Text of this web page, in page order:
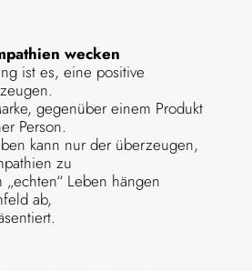
wecken
ist es, eine positive
gegenüber einem Produkt
Person.
kann nur der überzeugen,
zu
Leben hängen
ab,